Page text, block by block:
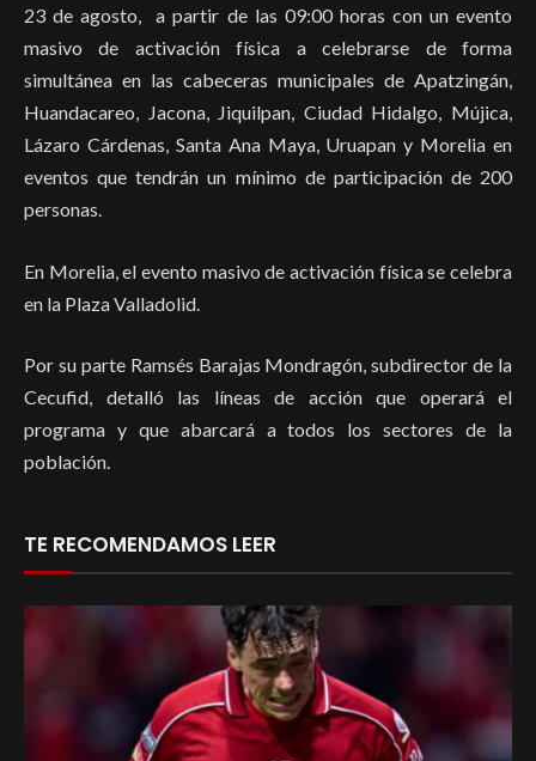
23 de agosto, a partir de las 09:00 horas con un evento
masivo de activación física a celebrarse de forma
simultánea en las cabeceras municipales de Apatzingán,
Huandacareo, Jacona, Jiquilpan, Ciudad Hidalgo, Mújica,
Lázaro Cárdenas, Santa Ana Maya, Uruapan y Morelia en
eventos que tendrán un mínimo de participación de 200
personas.
En Morelia, el evento masivo de activación física se celebra
en la Plaza Valladolid.
Por su parte Ramsés Barajas Mondragón, subdirector de la
Cecufid, detalló las líneas de acción que operará el
programa y que abarcará a todos los sectores de la
población.
TE RECOMENDAMOS LEER